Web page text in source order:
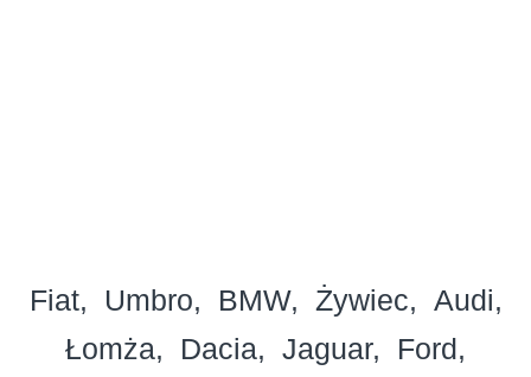
Fiat Umbro BMW Żywiec
Audi
Łomża
Dacia Jaguar
Ford